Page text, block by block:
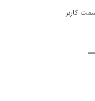
کاربر